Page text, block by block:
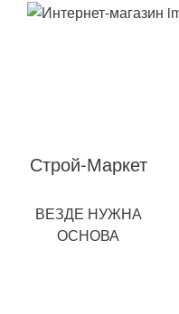
Строй-Маркет
ВЕЗДЕ НУЖНА
ОСНОВА